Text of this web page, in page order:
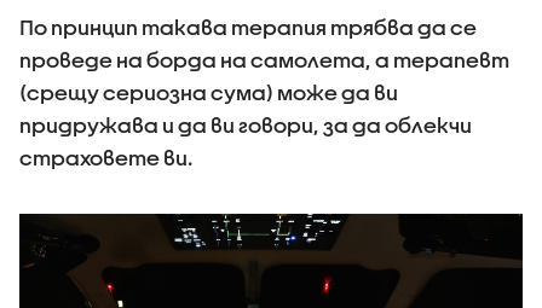
По принцип такава терапия трябва да се
проведе на борда на самолета, а терапевт
(срещу сериозна сума) може да ви
придружава и да ви говори, за да облекчи
страховете ви.